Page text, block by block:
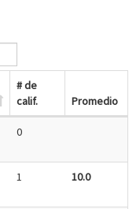
# de
calif.
Promedio
0
1 10.0